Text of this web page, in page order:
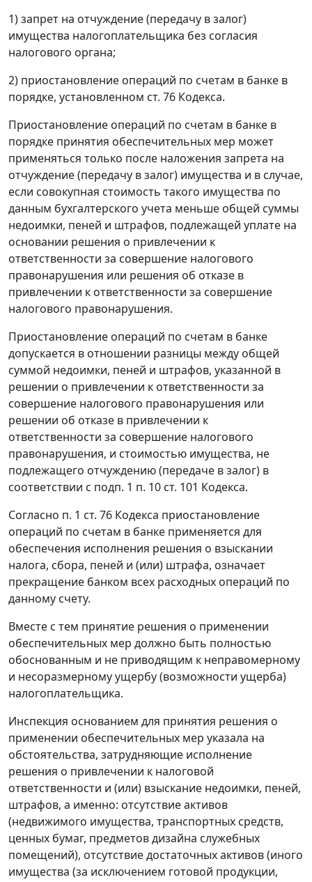
1) запрет на отчуждение (передачу в залог)
имущества налогоплательщика без согласия
налогового органа;
2) приостановление операций по счетам в банке в
порядке, установленном ст. 76 Кодекса.
Приостановление операций по счетам в банке в
порядке принятия обеспечительных мер может
применяться только после наложения запрета на
отчуждение (передачу в залог) имущества и в случае,
если совокупная стоимость такого имущества по
данным бухгалтерского учета меньше общей суммы
недоимки, пеней и штрафов, подлежащей уплате на
основании решения о привлечении к
ответственности за совершение налогового
правонарушения или решения об отказе в
привлечении к ответственности за совершение
налогового правонарушения.
Приостановление операций по счетам в банке
допускается в отношении разницы между общей
суммой недоимки, пеней и штрафов, указанной в
решении о привлечении к ответственности за
совершение налогового правонарушения или
решении об отказе в привлечении к
ответственности за совершение налогового
правонарушения, и стоимостью имущества, не
подлежащего отчуждению (передаче в залог) в
соответствии с подп. 1 п. 10 ст. 101 Кодекса.
Согласно п. 1 ст. 76 Кодекса приостановление
операций по счетам в банке применяется для
обеспечения исполнения решения о взыскании
налога, сбора, пеней и (или) штрафа, означает
прекращение банком всех расходных операций по
данному счету.
Вместе с тем принятие решения о применении
обеспечительных мер должно быть полностью
обоснованным и не приводящим к неправомерному
и несоразмерному ущербу (возможности ущерба)
налогоплательщика.
Инспекция основанием для принятия решения о
применении обеспечительных мер указала на
обстоятельства, затрудняющие исполнение
решения о привлечении к налоговой
ответственности и (или) взыскание недоимки, пеней,
штрафов, а именно: отсутствие активов
(недвижимого имущества, транспортных средств,
ценных бумаг, предметов дизайна служебных
помещений), отсутствие достаточных активов (иного
имущества (за исключением готовой продукции,